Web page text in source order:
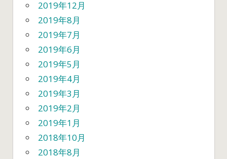
2019年12月
2019年8月
2019年7月
2019年6月
2019年5月
2019年4月
2019年3月
2019年2月
2019年1月
2018年10月
2018年8月